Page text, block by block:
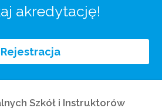
akredytację!
Rejestracja
Szkół i Instruktorów